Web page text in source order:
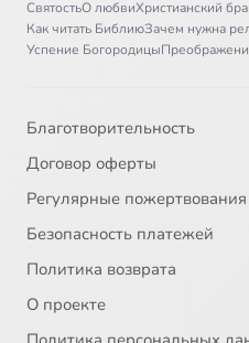
СвятостьО любвиХристианский
Как читать БиблиюЗачем нужна
Успение Богородицы
Благотворительность
Договор оферты
Регулярные пожертвования
Безопасность платежей
Политика возврата
О проекте